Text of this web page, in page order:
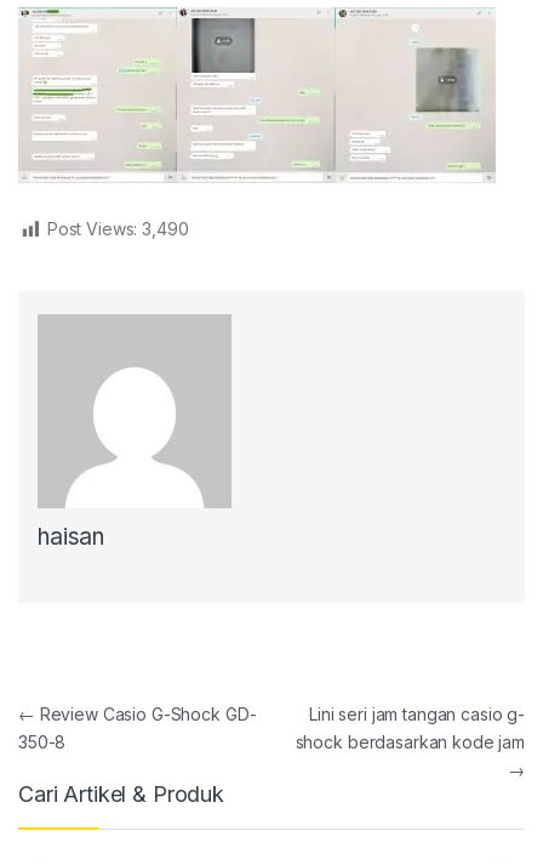
Post Views: 3,490
haisan
Post navigation
← Review Casio G-Shock GD-
350-8
Lini seri jam tangan casio g-
shock berdasarkan kode jam
→
Cari Artikel & Produk